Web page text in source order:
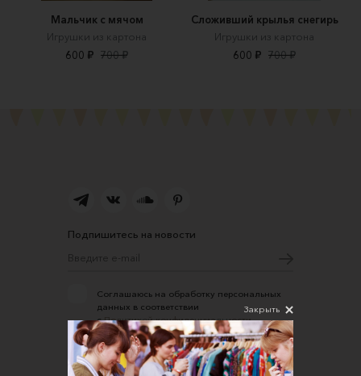
Мальчик с мячом
Игрушки из картона
600 ₽ 700 ₽
Сложивший крылья снегирь
Игрушки из картона
600 ₽ 700 ₽
Подпишитесь на новости
Соглашаюсь на обработку персональных
данных в соответствии
сПолитикой конфиденциальности
О нас
Открыть магазин
Закрыть